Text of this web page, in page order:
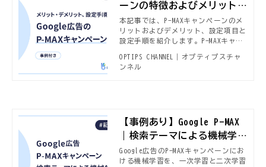
ーンの特徴およびメリット・
デメリット
本記事では、P-MAXキャンペーンのメ
リットおよびデメリット、設定項目と
設定手順を紹介します。P-MAXキャン
触れていますので、ぜひご覧くださ
い。
OPTIPS CHANNEL｜オプティプスチャ
ンネル
【事例あり】Google P-MAX
｜検索テーマによる機械学習
促進
Google広告のP-MAXキャンペーンにお
ける機械学習を、一次学習と二次学習